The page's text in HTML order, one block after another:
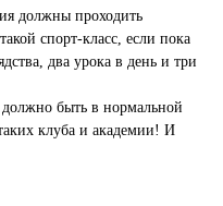
должны проходить
спорт-класс, если пока
два урока в день и три
должно быть в нормальной
клуба и академии! И